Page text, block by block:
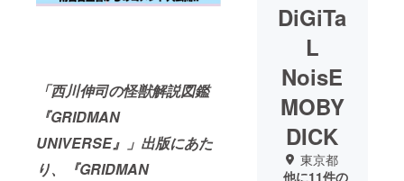
「西川伸司の怪獣解説図鑑
『GRIDMAN
UNIVERSE』」出版にあた
り、『GRIDMAN
DiGiTa
L
NoisE
MOBY
DICK
東京都
他に11件の